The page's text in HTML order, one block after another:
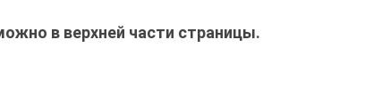
в верхней части страницы.